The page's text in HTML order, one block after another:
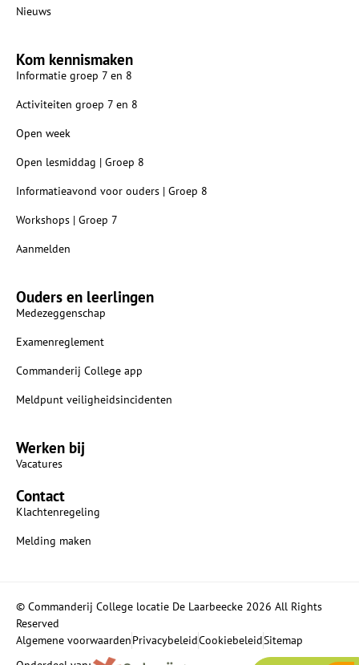
Nieuws
Kom kennismaken
Informatie groep 7 en 8
Activiteiten groep 7 en 8
Open week
Open lesmiddag | Groep 8
Informatieavond voor ouders | Groep 8
Workshops | Groep 7
Aanmelden
Ouders en leerlingen
Medezeggenschap
Examenreglement
Commanderij College app
Meldpunt veiligheidsincidenten
Werken bij
Vacatures
Contact
Klachtenregeling
Melding maken
© Commanderij College locatie De Laarbeecke 2026 All Rights
Reserved
Algemene voorwaardenPrivacybeleidCookiebeleidSitemap